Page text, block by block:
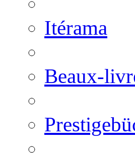
Itérama
Beaux-